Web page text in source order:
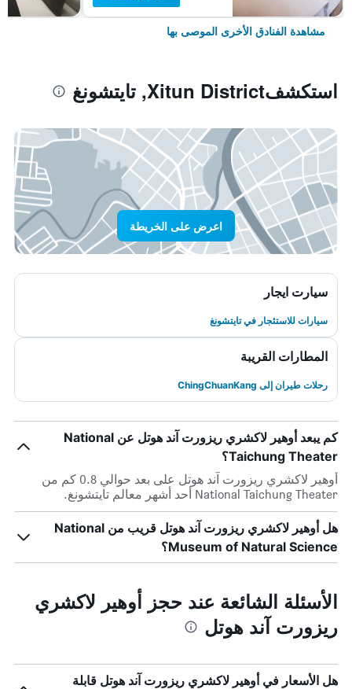
مشاهدة الفنادق الأخرى الموصى بها
استكشفXitun District, تايتشونغ
اعرض على الخريطة
سيارت ايجار
سيارات للاستئجار في تايتشونغ
المطارات القريبة
رحلات طيران إلى ChingChuanKang
كم يبعد أوهير لاكشري ريزورت آند هوتل عن National
Taichung Theater؟
أوهير لاكشري ريزورت آند هوتل على بعد حوالي 0.8 كم من
National Taichung Theater أحد أشهر معالم تايتشونغ.
هل أوهير لاكشري ريزورت آند هوتل قريب من National
Museum of Natural Science؟
الأسئلة الشائعة عند حجز أوهير لاكشري
ريزورت آند هوتل
هل الأسعار في أوهير لاكشري ريزورت آند هوتل قابلة